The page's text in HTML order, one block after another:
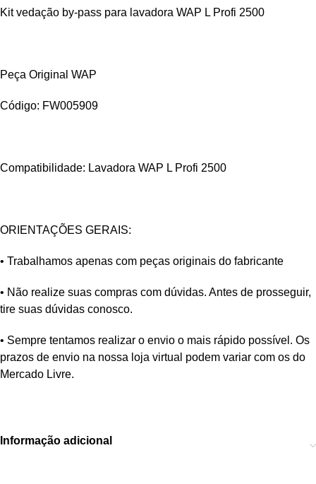
Kit vedação by-pass para lavadora WAP L Profi 2500
Peça Original WAP
Código: FW005909
Compatibilidade: Lavadora WAP L Profi 2500
ORIENTAÇÕES GERAIS:
• Trabalhamos apenas com peças originais do fabricante
• Não realize suas compras com dúvidas. Antes de prosseguir,
tire suas dúvidas conosco.
• Sempre tentamos realizar o envio o mais rápido possível. Os
prazos de envio na nossa loja virtual podem variar com os do
Mercado Livre.
Informação adicional